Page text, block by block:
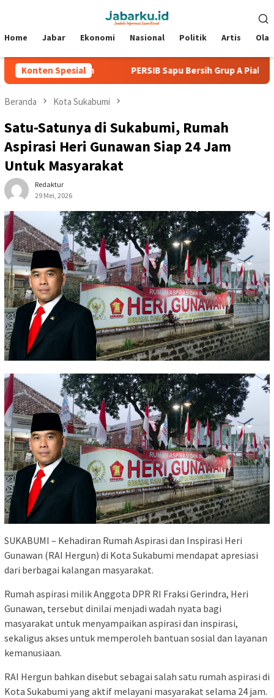
Mobile
Home Jabar Ekonomi Nasional Politik Artis
Konten Spesial
Kebobolan PERSIB Sapu Bersih Grup A Piala
Beranda Kota Sukabumi
Satu-Satunya di Sukabumi, Rumah
Aspirasi Heri Gunawan Siap 24 Jam
Untuk Masyarakat
Redaktur
29 Mei, 2026
SUKABUMI – Kehadiran Rumah Aspirasi dan Inspirasi Heri
Gunawan (RAI Hergun) di Kota Sukabumi mendapat apresiasi
dari berbagai kalangan masyarakat.
Rumah aspirasi milik Anggota DPR RI Fraksi Gerindra, Heri
Gunawan, tersebut dinilai menjadi wadah nyata bagi
masyarakat untuk menyampaikan aspirasi dan inspirasi,
sekaligus akses untuk memperoleh bantuan sosial dan layanan
kemanusiaan.
RAI Hergun bahkan disebut sebagai salah satu rumah aspirasi di
Kota Sukabumi yang aktif melayani masyarakat selama 24 jam.